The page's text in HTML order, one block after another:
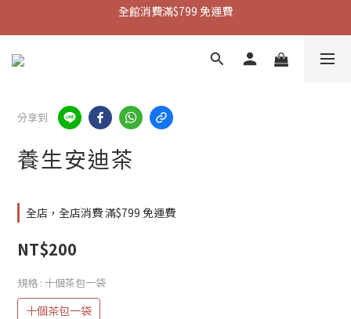
加入會員送$50購物金 現領現折
全新會員制度！優惠多更多 點我了解
加入會員送$50購物金 現領現折
分享到
養生安迪茶
全店，全店消費 滿$799 免運費
NT$200
規格 : 十個茶包一袋
十個茶包一袋